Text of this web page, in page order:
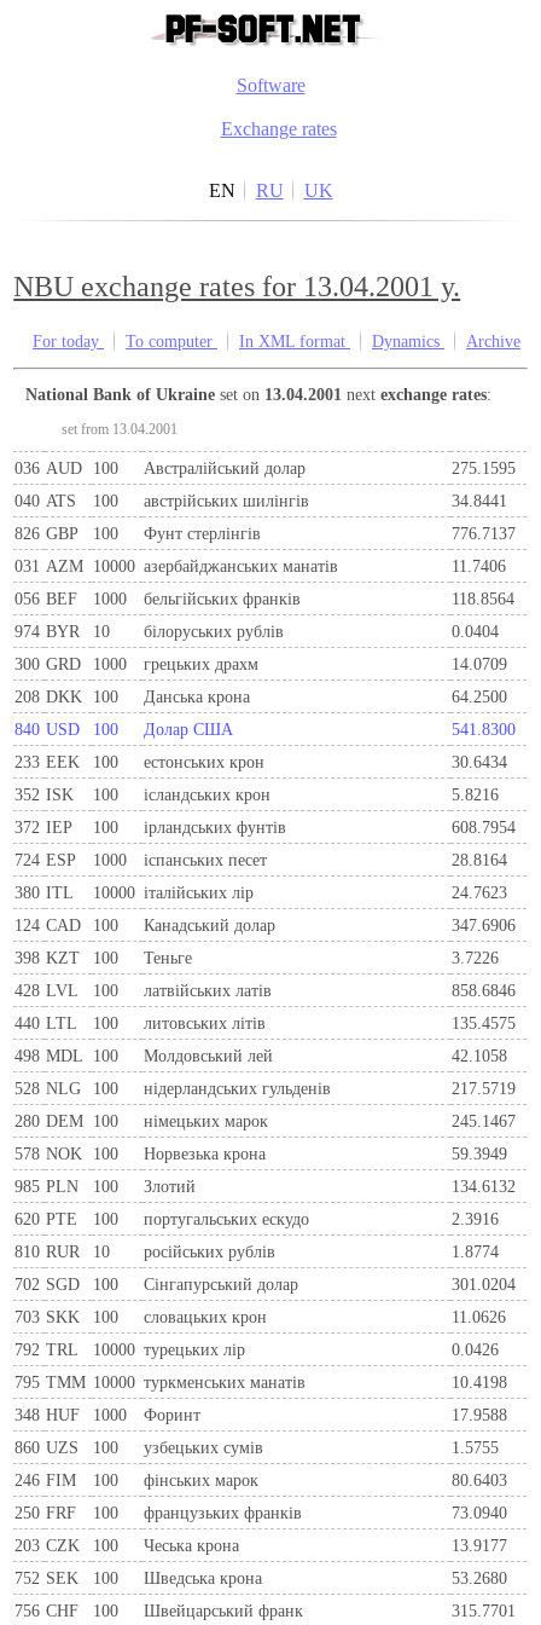
Software
Exchange rates
EN RU UK
NBU exchange rates for 13.04.2001 y.
For today To computer In XML format Dynamics Archive
National Bank of Ukraine set on 13.04.2001 nextexchange rates:
set from 13.04.2001
036 AUD 100 Австралійський долар
275.1595
040 ATS 100 австрiйських шилiнгiв
34.8441
826 GBP 100 Фунт стерлінгів
776.7137
031 AZM 10000 азербайджанських манатів
11.7406
056 BEF 1000 бельгiйських франкiв
118.8564
974 BYR 10 білоруських рублів
0.0404
300 GRD 1000 грецьких драхм
14.0709
208 DKK 100 Данська крона
64.2500
840 USD 100 Долар США
541.8300
233 EEK 100 естонських крон
30.6434
352 ISK 100 ісландських крон
5.8216
372 IEP 100 iрландських фунтiв
608.7954
724 ESP 1000 iспанських песет
28.8164
380 ITL 10000 iталiйських лiр
24.7623
124 CAD 100 Канадський долар
347.6906
398 KZT 100 Теньге
3.7226
428 LVL 100 латвійських латів
858.6846
440 LTL 100 литовських літів
135.4575
498 MDL 100 Молдовський лей
42.1058
528 NLG 100 нiдерландських гульденiв
217.5719
280 DEM 100 нiмецьких марок
245.1467
578 NOK 100 Норвезька крона
59.3949
985 PLN 100 Злотий
134.6132
620 PTE 100 португальських ескудо
2.3916
810 RUR 10 росiйських рублiв
1.8774
702 SGD 100 Сінгапурський долар
301.0204
703 SKK 100 словацьких крон
11.0626
792 TRL 10000 турецьких лір
0.0426
795 TMM 10000 туркменських манатів
10.4198
348 HUF 1000 Форинт
17.9588
860 UZS 100 узбецьких сумів
1.5755
246 FIM 100 фiнських марок
80.6403
250 FRF 100 французьких франкiв
73.0940
203 CZK 100 Чеська крона
13.9177
752 SEK 100 Шведська крона
53.2680
756 CHF 100 Швейцарський франк 315.7701